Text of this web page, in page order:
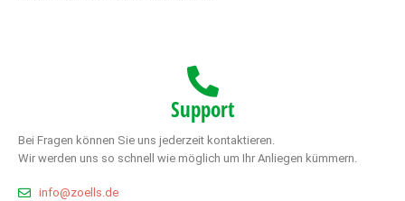
Support
Bei Fragen können Sie uns jederzeit kontaktieren.
Wir werden uns so schnell wie möglich um Ihr Anliegen kümmern.
info@zoells.de